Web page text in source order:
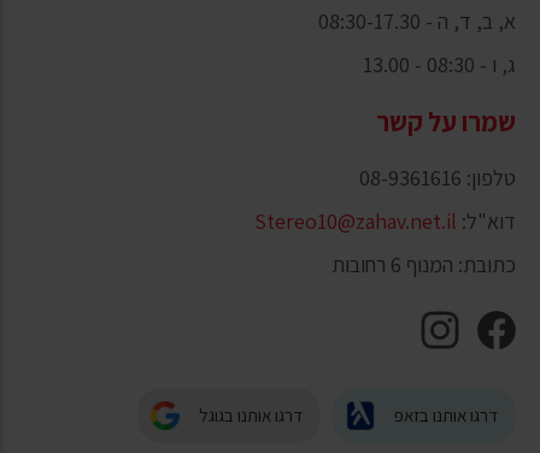
א, ב, ד, ה - 08:30-17.30
ג, ו - 08:30 - 13.00
שמרו על קשר
טלפון: 08-9361616
דוא"ל: Stereo10@zahav.net.il
כתובת: המנוף 6 רחובות
דרגו אותנו בזאפ דרגו אותנו בגוגל